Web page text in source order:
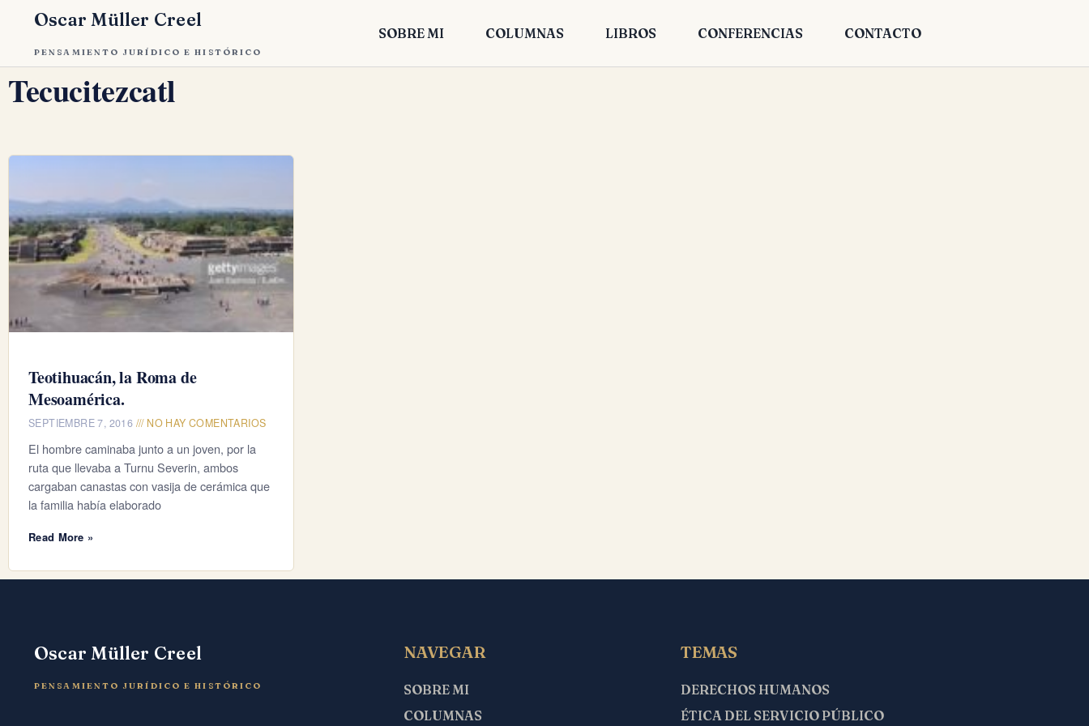
Oscar Müller Creel
PENSAMIENTO JURÍDICO E HISTÓRICO
SOBRE MI COLUMNAS LIBROS CONFERENCIAS CONTACTO
Tecucitezcatl
Teotihuacán, la Roma de
Mesoamérica.
SEPTIEMBRE 7, 2016 NO HAY COMENTARIOS
El hombre caminaba junto a un joven, por la
ruta que llevaba a Turnu Severin, ambos
cargaban canastas con vasija de cerámica que
la familia había elaborado
Read More »
Oscar Müller Creel
PENSAMIENTO JURÍDICO E HISTÓRICO
NAVEGAR
SOBRE MI
COLUMNAS
TEMAS
DERECHOS HUMANOS
ÉTICA DEL SERVICIO PÚBLICO